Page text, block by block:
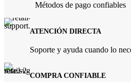
Métodos de pago confiables
ATENCIÓN DIRECTA
Soporte y ayuda cuando lo
COMPRA CONFIABLE